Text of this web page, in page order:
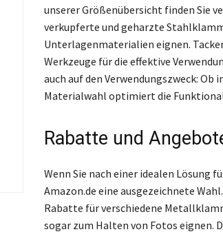
unserer Größenübersicht finden Sie
verkupferte und geharzte
Unterlagenmaterialien eignen.
Werkzeuge für die effektive
auch auf den Verwendungszweck:
Materialwahl optimiert die
Rabatte und
Wenn Sie nach einer idealen Lösung
Amazon.de eine ausgezeichnete
Rabatte für verschiedene
sogar zum Halten von Fotos eignen.